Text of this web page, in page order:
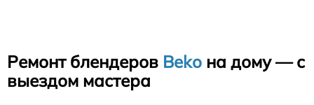
Ремонт блендеров Beko на дому — с
выездом мастера